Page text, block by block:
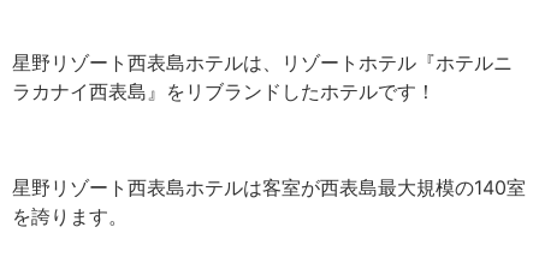
星野リゾート西表島ホテルは、リゾートホテル『ホテルニ
ラカナイ西表島』をリブランドしたホテルです！
星野リゾート西表島ホテルは客室が西表島最大規模の140室
を誇ります。